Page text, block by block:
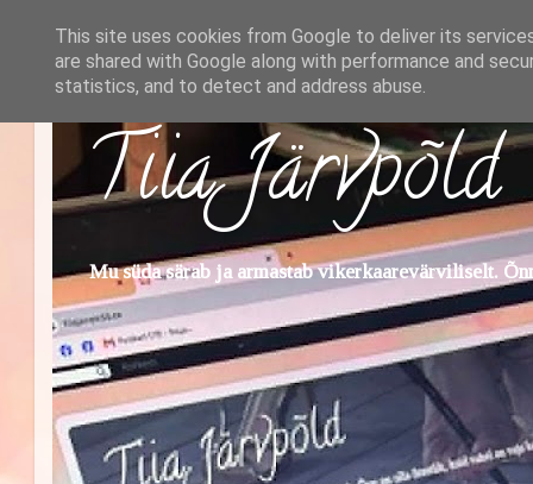
Tiia Järvpõld
Mu süda särab ja armastab vikerkaarevärviliselt.
This site uses cookies from Google to deliver its
are shared with Google along with performance and
statistics, and to detect and address abuse.